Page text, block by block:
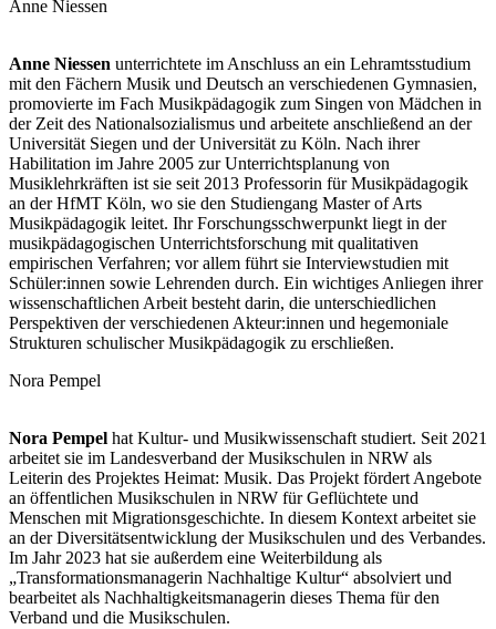
Anne Niessen
Anne Niessen unterrichtete im Anschluss an ein Lehramtsstudium
mit den Fächern Musik und Deutsch an verschiedenen Gymnasien,
promovierte im Fach Musikpädagogik zum Singen von Mädchen in
der Zeit des Nationalsozialismus und arbeitete anschließend an der
Universität Siegen und der Universität zu Köln. Nach ihrer
Habilitation im Jahre 2005 zur Unterrichtsplanung von
Musiklehrkräften ist sie seit 2013 Professorin für Musikpädagogik
an der HfMT Köln, wo sie den Studiengang Master of Arts
Musikpädagogik leitet. Ihr Forschungsschwerpunkt liegt in der
musikpädagogischen Unterrichtsforschung mit qualitativen
empirischen Verfahren; vor allem führt sie Interviewstudien mit
Schüler:innen sowie Lehrenden durch. Ein wichtiges Anliegen ihrer
wissenschaftlichen Arbeit besteht darin, die unterschiedlichen
Perspektiven der verschiedenen Akteur:innen und hegemoniale
Strukturen schulischer Musikpädagogik zu erschließen.
Nora Pempel
Nora Pempel hat Kultur- und Musikwissenschaft studiert. Seit 2021
arbeitet sie im Landesverband der Musikschulen in NRW als
Leiterin des Projektes Heimat: Musik. Das Projekt fördert Angebote
an öffentlichen Musikschulen in NRW für Geflüchtete und
Menschen mit Migrationsgeschichte. In diesem Kontext arbeitet sie
an der Diversitätsentwicklung der Musikschulen und des Verbandes.
Im Jahr 2023 hat sie außerdem eine Weiterbildung als
„Transformationsmanagerin Nachhaltige Kultur“ absolviert und
bearbeitet als Nachhaltigkeitsmanagerin dieses Thema für den
Verband und die Musikschulen.